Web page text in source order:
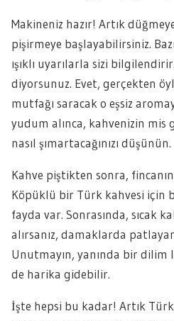
Makineniz hazır! Artık
pişirmeye başlayabilirsiniz.
ışıklı uyarılarla sizi
diyorsunuz. Evet, gerçekten
mutfağı saracak o eşsiz
yudum alınca, kahvenizin mis
nasıl şımartacağınızı düşünün.
Kahve piştikten sonra,
Köpüklü bir Türk kahvesi için
fayda var. Sonrasında, sıcak
alırsanız, damaklarda
Unutmayın, yanında bir dilim
de harika gidebilir.
İşte hepsi bu kadar! Artık